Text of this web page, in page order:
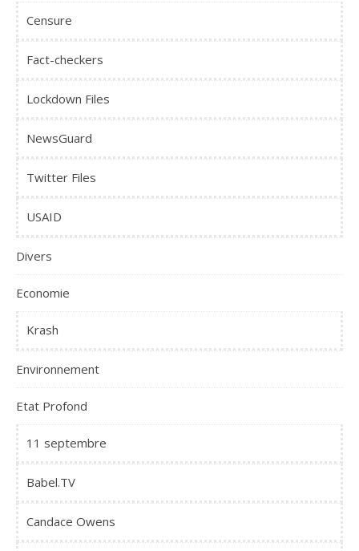
Censure
Fact-checkers
Lockdown Files
NewsGuard
Twitter Files
USAID
Divers
Economie
Krash
Environnement
Etat Profond
11 septembre
Babel.TV
Candace Owens